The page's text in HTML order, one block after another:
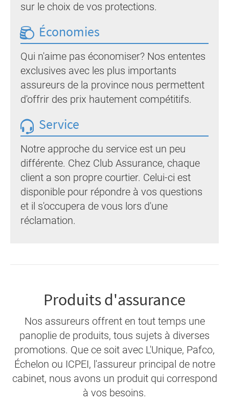
sur le choix de vos protections.
Économies
Qui n'aime pas économiser? Nos ententes
exclusives avec les plus importants
assureurs de la province nous permettent
d'offrir des prix hautement compétitifs.
Service
Notre approche du service est un peu
différente. Chez Club Assurance, chaque
client a son propre courtier. Celui-ci est
disponible pour répondre à vos questions
et il s'occupera de vous lors d'une
réclamation.
Produits d'assurance
Nos assureurs offrent en tout temps une
panoplie de produits, tous sujets à diverses
promotions. Que ce soit avec L'Unique, Pafco,
Échelon ou ICPEI, l'assureur principal de notre
cabinet, nous avons un produit qui correspond
à vos besoins.